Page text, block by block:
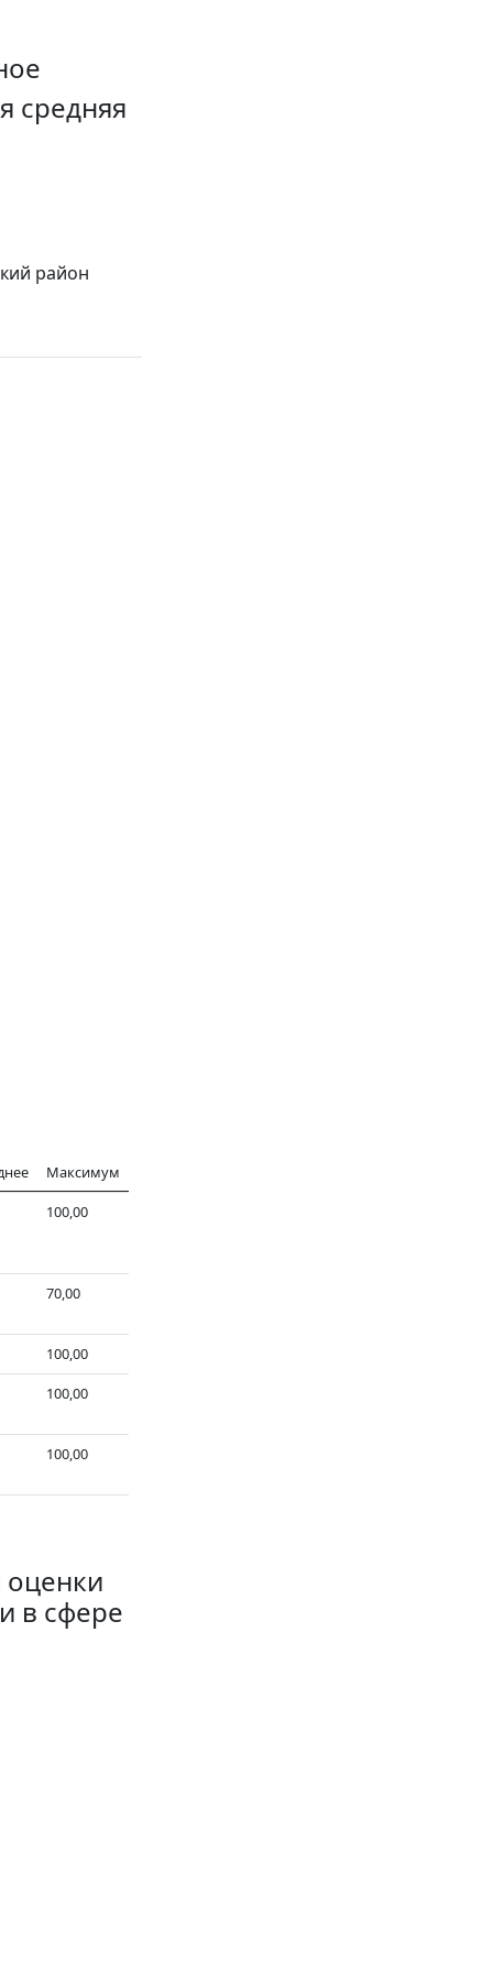
средняя
район
Максимум
100,00
70,00
100,00
100,00
100,00
в сфере